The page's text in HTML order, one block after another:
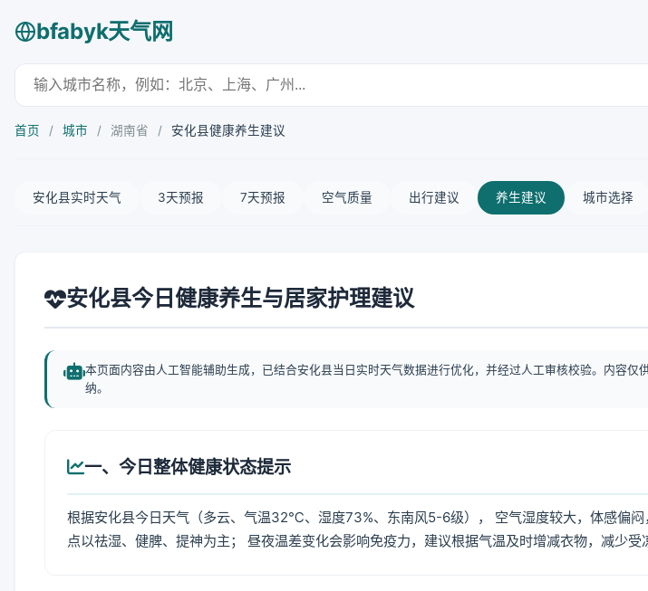
bfabyk天气网
首页 / 城市 / 湖南省 / 安化县健康养生建议
安化县实时天气 3天预报 7天预报 空气质量 出行建议 养生建议 城市选择
安化县今日健康养生与居家护理建议
本页面内容由人工智能辅助生成，已结合安化县当日实时天气数据进行优化，并经过人工审核校验。内容仅
纳。
一、今日整体健康状态提示
根据安化县今日天气（多云、气温32℃、湿度73%、东南风5-6级）， 空气湿度较大，体感偏闷
点以祛湿、健脾、提神为主； 昼夜温差变化会影响免疫力，建议根据气温及时增减衣物，减少受